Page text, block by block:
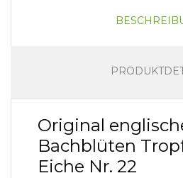
Original
Bachblüten
Eiche Nr. 22